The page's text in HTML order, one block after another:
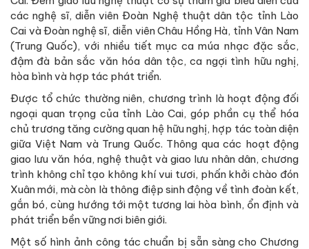
các nghệ sĩ, diễn viên Đoàn Nghệ thuật dân tộc tỉnh Lào
Cai và Đoàn nghệ sĩ, diễn viên Châu Hồng Hà, tỉnh Vân Nam
(Trung Quốc), với nhiều tiết mục ca múa nhạc đặc sắc,
đậm đà bản sắc văn hóa dân tộc, ca ngợi tình hữu nghị,
hòa bình và hợp tác phát triển.
Được tổ chức thường niên, chương trình là hoạt động đối
ngoại quan trọng của tỉnh Lào Cai, góp phần cụ thể hóa
chủ trương tăng cường quan hệ hữu nghị, hợp tác toàn diện
giữa Việt Nam và Trung Quốc. Thông qua các hoạt động
giao lưu văn hóa, nghệ thuật và giao lưu nhân dân, chương
trình không chỉ tạo không khí vui tươi, phấn khởi chào đón
Xuân mới, mà còn là thông điệp sinh động về tình đoàn kết,
gắn bó, cùng hướng tới một tương lai hòa bình, ổn định và
phát triển bền vững nơi biên giới.
Một số hình ảnh công tác chuẩn bị sẵn sàng cho Chương